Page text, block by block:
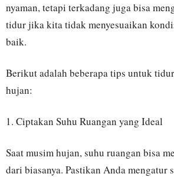
nyaman, tetapi terkadang juga bisa
tidur jika kita tidak menyesuaikan
baik.
Berikut adalah beberapa tips untuk
hujan:
1. Ciptakan Suhu Ruangan yang Ideal
Saat musim hujan, suhu ruangan bisa
dari biasanya. Pastikan Anda mengatur